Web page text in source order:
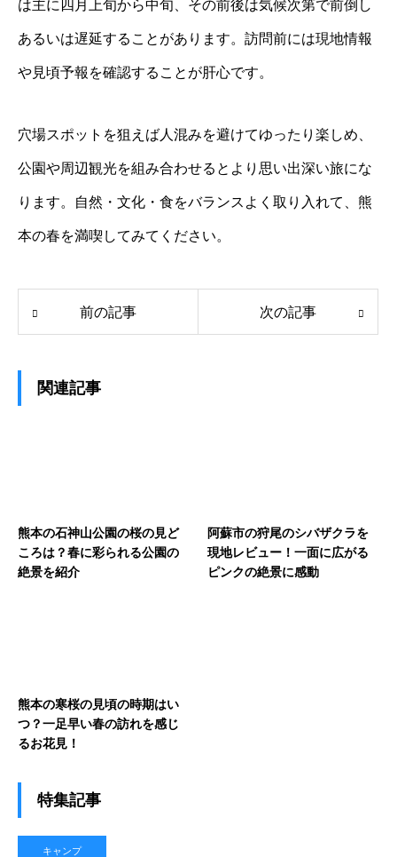
は主に四月上旬から中旬、その前後は気候次第で前倒し
あるいは遅延することがあります。訪問前には現地情報
や見頃予報を確認することが肝心です。
穴場スポットを狙えば人混みを避けてゆったり楽しめ、
公園や周辺観光を組み合わせるとより思い出深い旅にな
ります。自然・文化・食をバランスよく取り入れて、熊
本の春を満喫してみてください。
前の記事 次の記事
関連記事
熊本の石神山公園の桜の見ど
ころは？春に彩られる公園の
絶景を紹介
阿蘇市の狩尾のシバザクラを
現地レビュー！一面に広がる
ピンクの絶景に感動
熊本の寒桜の見頃の時期はい
つ？一足早い春の訪れを感じ
るお花見！
特集記事
キャンプ